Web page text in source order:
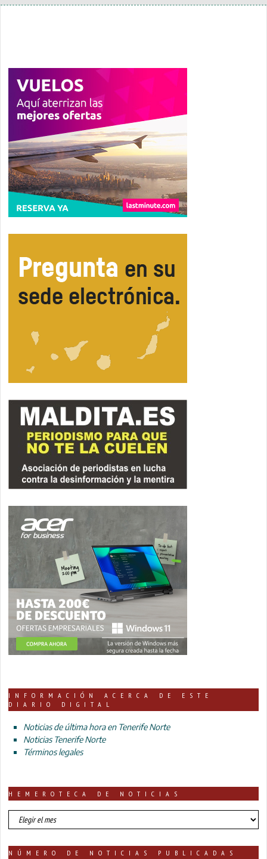
INFORMACIÓN ACERCA DE ESTE
DIARIO DIGITAL
Noticias de última hora en Tenerife Norte
Noticias Tenerife Norte
Términos legales
HEMEROTECA DE NOTICIAS
HEMEROTECA
DE
NÚMERO DE NOTICIAS PUBLICADAS